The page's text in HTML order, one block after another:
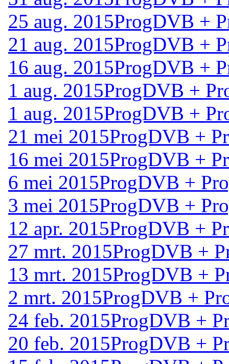
25 aug. 2015ProgDVB +
21 aug. 2015ProgDVB +
16 aug. 2015ProgDVB +
1 aug. 2015ProgDVB +
1 aug. 2015ProgDVB +
21 mei 2015ProgDVB +
16 mei 2015ProgDVB +
6 mei 2015ProgDVB +
3 mei 2015ProgDVB +
12 apr. 2015ProgDVB +
27 mrt. 2015ProgDVB +
13 mrt. 2015ProgDVB +
2 mrt. 2015ProgDVB +
24 feb. 2015ProgDVB +
20 feb. 2015ProgDVB +